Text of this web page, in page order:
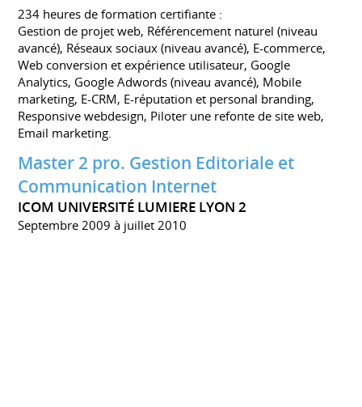
234 heures de formation certifiante :
Gestion de projet web, Référencement naturel (niveau
avancé), Réseaux sociaux (niveau avancé), E-commerce,
Web conversion et expérience utilisateur, Google
Analytics, Google Adwords (niveau avancé), Mobile
marketing, E-CRM, E-réputation et personal branding,
Responsive webdesign, Piloter une refonte de site web,
Email marketing.
Master 2 pro. Gestion Editoriale et
Communication Internet
ICOM UNIVERSITÉ LUMIERE LYON 2
Septembre 2009 à juillet 2010